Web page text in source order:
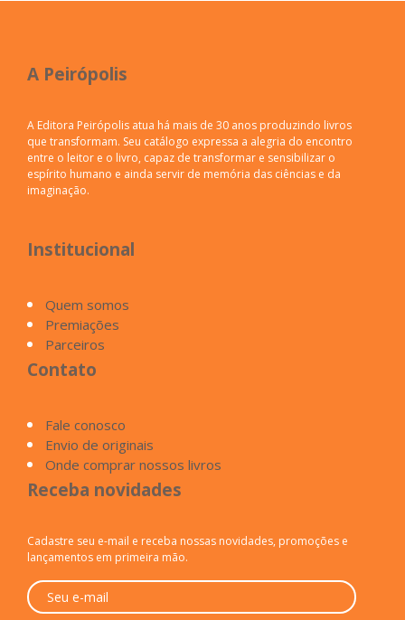
A Peirópolis
A Editora Peirópolis atua há mais de 30 anos produzindo livros
que transformam. Seu catálogo expressa a alegria do encontro
entre o leitor e o livro, capaz de transformar e sensibilizar o
espírito humano e ainda servir de memória das ciências e da
imaginação.
Institucional
Quem somos
Premiações
Parceiros
Contato
Fale conosco
Envio de originais
Onde comprar nossos livros
Receba novidades
Cadastre seu e-mail e receba nossas novidades, promoções e
lançamentos em primeira mão.